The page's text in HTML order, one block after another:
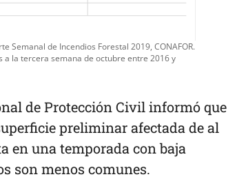
Semanal de Incendios Forestal 2019, CONAFOR.
la tercera semana de octubre entre 2016 y
de Protección Civil informó que
preliminar afectada de al
en una temporada con baja
son menos comunes.